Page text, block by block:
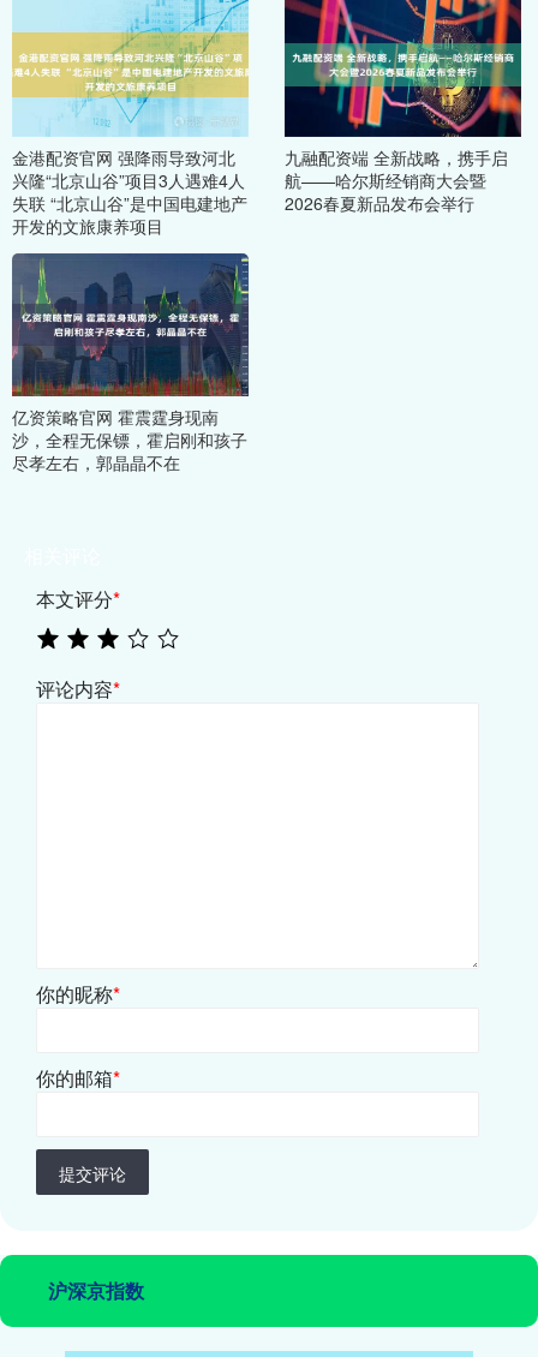
金港配资官网 强降雨导致河北
兴隆“北京山谷”项目3人遇难4人
失联 “北京山谷”是中国电建地产
开发的文旅康养项目
九融配资端 全新战略，携手启
航——哈尔斯经销商大会暨
2026春夏新品发布会举行
亿资策略官网 霍震霆身现南
沙，全程无保镖，霍启刚和孩子
尽孝左右，郭晶晶不在
本文评分*
评论内容*
你的昵称*
你的邮箱*
提交评论
沪深京指数